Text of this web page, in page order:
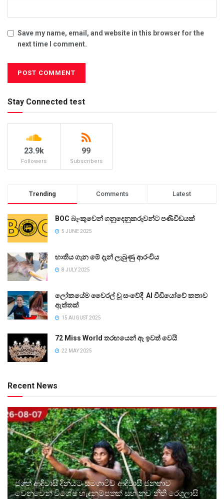
Save my name, email, and website in this browser for the
next time I comment.
Stay Connected test
23.9k
Followers
99
Subscribers
Trending Comments Latest
BOC බැංකුවෙන් ගනුදෙනුකරුවන්ට පණිවිඩයක්
5 JUNE 2025
භාතිය ගැන මේ දැන් ලැබුණු ආරංචිය
8 JULY 2025
ලෝකයේම වෛරල් වූ සංවේදී AI වීඩියෝවේ කතාව
ඇත්තක්
15 AUGUST 2025
72 Miss World තරඟයෙන් ඈ ඉවත් වෙයි
22 MAY 2025
Recent News
ජගත් ආදිවාසි දිනයට සමගාමීව ආදිවාසී ජනතාව
වෙනුවෙන් විශේෂ හැඳුනුම්පතක් සහ නව නීති රෙගුලාසි